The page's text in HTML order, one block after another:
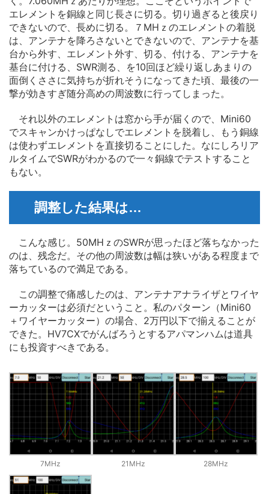
エレメントを銅線と同じ長さに切る。切り過ぎると後戻り
できないので、長めに切る。７MHｚのエレメントの着脱
は、アンテナを降ろさないとできないので、アンテナを基
台から外す、エレメント外す、切る、付ける、アンテナを
基台に付ける、SWR測る、を10回ほど繰り返しあまりの
面倒くささに気持ちが折れそうになってきた頃、最後の一
撃が効きすぎ随分高めの周波数に行ってしまった。
それ以外のエレメントは窓から手が届くので、Mini60
でスキャンかけっぱなしでエレメントを脱着し、もう銅線
は使わずエレメントを直接切ることにした。なにしろリア
ルタイムでSWRがわかるので一々銅線でテストすること
もない。
調整した結果は…
こんな感じ。50MHｚのSWRが思ったほど落ちなかった
のは、残念だ。その他の周波数は幅は狭いがある程度まで
落ちているので満足である。
この調整で痛感したのは、アンテナアナライザとワイヤ
ーカッターは必須だということ。私のパターン（Mini60
＋ワイヤーカッター）の場合、2万円以下で揃えることが
できた。HV7CXでがんばろうとするアパマンハムは道具
にも投資すべきである。
7MHz 21MHz 28MHz